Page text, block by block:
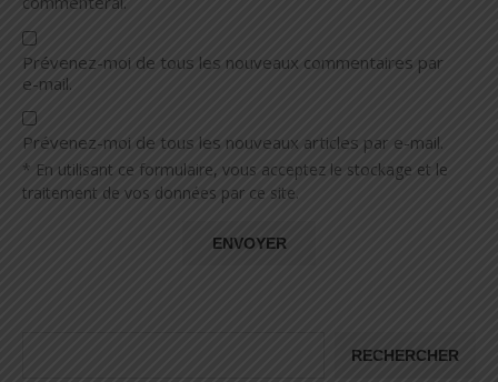
Prévenez-moi de tous les nouveaux commentaires par
e-mail.
Prévenez-moi de tous les nouveaux articles par e-mail.
* En utilisant ce formulaire, vous acceptez le stockage et le
traitement de vos données par ce site.
RECHERCHER